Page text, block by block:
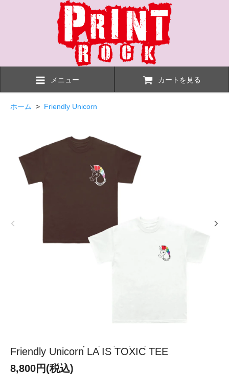
メニュー カートを見る
ホーム > Friendly Unicorn
Friendly Unicorn LA IS TOXIC TEE
8,800円(税込)